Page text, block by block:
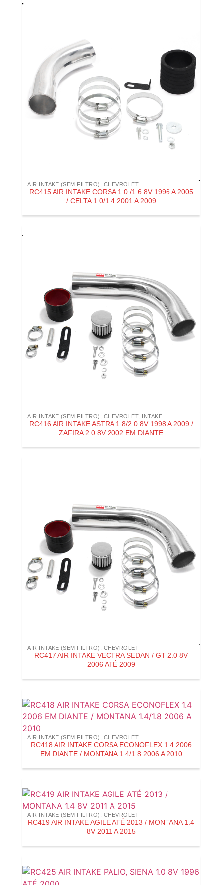
AIR INTAKE (SEM FILTRO) CHEVROLET
RC415 AIR INTAKE CORSA 1.0 /1.6 8V 1996 A 2005
/ CELTA 1.0/1.4 2001 A 2009
AIR INTAKE (SEM FILTRO) CHEVROLET, INTAKE
RC416 AIR INTAKE ASTRA 1.8/2.0 8V 1998 A 2009 /
ZAFIRA 2.0 8V 2002 EM DIANTE
AIR INTAKE (SEM FILTRO) CHEVROLET
RC417 AIR INTAKE VECTRA SEDAN / GT 2.0 8V
2006 ATÉ 2009
AIR INTAKE (SEM FILTRO) CHEVROLET
RC418 AIR INTAKE CORSA ECONOFLEX 1.4 2006
EM DIANTE / MONTANA 1.4/1.8 2006 A 2010
AIR INTAKE (SEM FILTRO) CHEVROLET
RC419 AIR INTAKE AGILE ATÉ 2013 / MONTANA 1.4
8V 2011 A 2015